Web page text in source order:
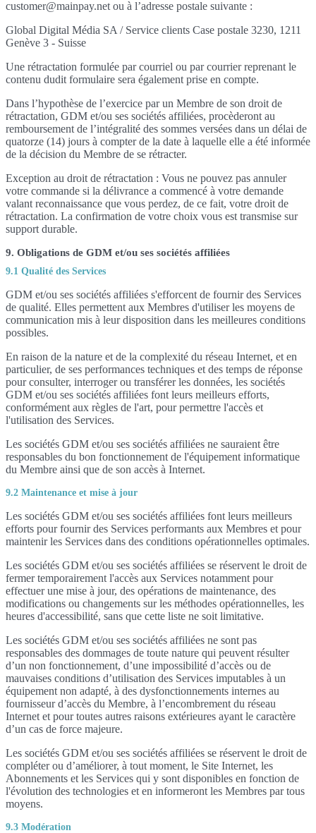
customer@mainpay.net ou à l’adresse postale suivante :
Global Digital Média SA / Service clients Case postale 3230, 1211
Genève 3 - Suisse
Une rétractation formulée par courriel ou par courrier reprenant le
contenu dudit formulaire sera également prise en compte.
Dans l’hypothèse de l’exercice par un Membre de son droit de
rétractation, GDM et/ou ses sociétés affiliées, procèderont au
remboursement de l’intégralité des sommes versées dans un délai de
quatorze (14) jours à compter de la date à laquelle elle a été informée
de la décision du Membre de se rétracter.
Exception au droit de rétractation : Vous ne pouvez pas annuler
votre commande si la délivrance a commencé à votre demande
valant reconnaissance que vous perdez, de ce fait, votre droit de
rétractation. La confirmation de votre choix vous est transmise sur
support durable.
9. Obligations de GDM et/ou ses sociétés affiliées
9.1 Qualité des Services
GDM et/ou ses sociétés affiliées s'efforcent de fournir des Services
de qualité. Elles permettent aux Membres d'utiliser les moyens de
communication mis à leur disposition dans les meilleures conditions
possibles.
En raison de la nature et de la complexité du réseau Internet, et en
particulier, de ses performances techniques et des temps de réponse
pour consulter, interroger ou transférer les données, les sociétés
GDM et/ou ses sociétés affiliées font leurs meilleurs efforts,
conformément aux règles de l'art, pour permettre l'accès et
l'utilisation des Services.
Les sociétés GDM et/ou ses sociétés affiliées ne sauraient être
responsables du bon fonctionnement de l'équipement informatique
du Membre ainsi que de son accès à Internet.
9.2 Maintenance et mise à jour
Les sociétés GDM et/ou ses sociétés affiliées font leurs meilleurs
efforts pour fournir des Services performants aux Membres et pour
maintenir les Services dans des conditions opérationnelles optimales.
Les sociétés GDM et/ou ses sociétés affiliées se réservent le droit de
fermer temporairement l'accès aux Services notamment pour
effectuer une mise à jour, des opérations de maintenance, des
modifications ou changements sur les méthodes opérationnelles, les
heures d'accessibilité, sans que cette liste ne soit limitative.
Les sociétés GDM et/ou ses sociétés affiliées ne sont pas
responsables des dommages de toute nature qui peuvent résulter
d’un non fonctionnement, d’une impossibilité d’accès ou de
mauvaises conditions d’utilisation des Services imputables à un
équipement non adapté, à des dysfonctionnements internes au
fournisseur d’accès du Membre, à l’encombrement du réseau
Internet et pour toutes autres raisons extérieures ayant le caractère
d’un cas de force majeure.
Les sociétés GDM et/ou ses sociétés affiliées se réservent le droit de
compléter ou d’améliorer, à tout moment, le Site Internet, les
Abonnements et les Services qui y sont disponibles en fonction de
l'évolution des technologies et en informeront les Membres par tous
moyens.
9.3 Modération